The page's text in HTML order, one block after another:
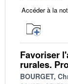
Accéder à la
Favoriser
rurales.
BOURGET,